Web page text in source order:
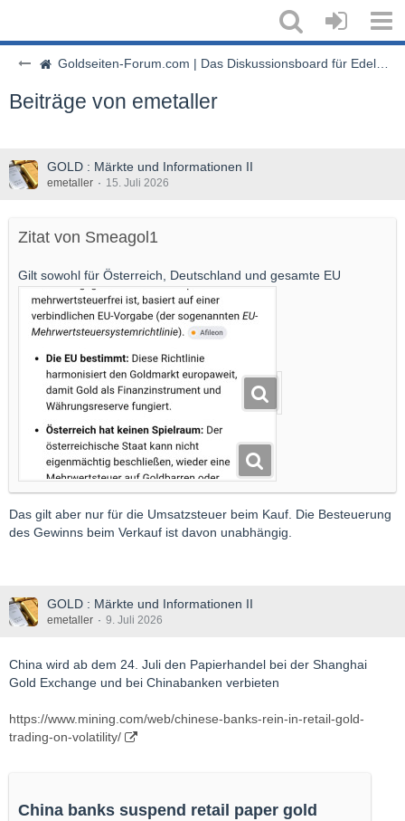
Goldseiten-Forum.com | Das Diskussionsboard für Edelmetalle & Rohstoffe
Beiträge von emetaller
GOLD : Märkte und Informationen II
emetaller 15. Juli 2026
Zitat von Smeagol1
Gilt sowohl für Österreich, Deutschland und gesamte EU
Das gilt aber nur für die Umsatzsteuer beim Kauf. Die Besteuerung
des Gewinns beim Verkauf ist davon unabhängig.
GOLD : Märkte und Informationen II
emetaller 9. Juli 2026
China wird ab dem 24. Juli den Papierhandel bei der Shanghai
Gold Exchange und bei Chinabanken verbieten
https://www.mining.com/web/chinese-banks-rein-in-retail-gold-
trading-on-volatility/
China banks suspend retail paper gold